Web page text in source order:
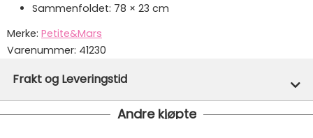
Sammenfoldet: 78 × 23 cm
Merke: Petite&Mars
Varenummer: 41230
Frakt og Leveringstid
Denne varen er ikke lager hos oss, men vil bli bestilt
Andre kjøpte